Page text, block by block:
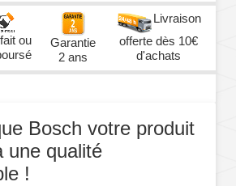
ou
Garantie
2 ans
Livraison
offerte dès 10€
d'achats
Bosch votre produit
une qualité
!